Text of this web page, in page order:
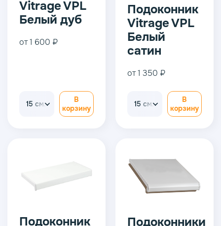
Vitrage VPL
Белый дуб
от 1 600 ₽
15 см.
В
корзину
Подоконник
Vitrage VPL
Белый
сатин
от 1 350 ₽
15 см.
В
корзину
Подоконник
Подоконники